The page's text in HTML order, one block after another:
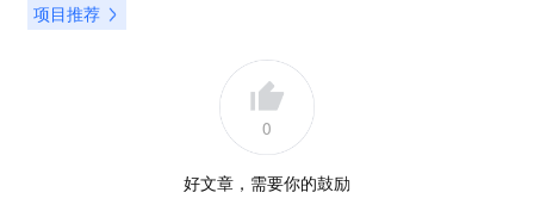
项目推荐
0
好文章，需要你的鼓励